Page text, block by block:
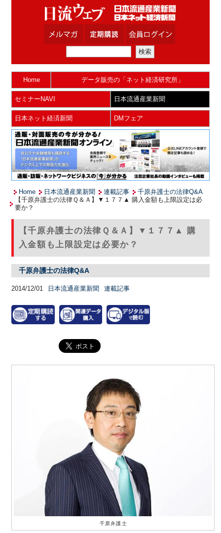
Home データ販売の「ネット経済研究所」
セミナーNAVI 日本流通産業新聞
日本ネット経済新聞 DMフェア
Home 日本流通産業新聞 連載記事
千原弁護士の法律Q&A
【千原弁護士の法律Ｑ＆Ａ】▼１７７▲ 購入金額も上限設定は必
要か？
【千原弁護士の法律Ｑ＆Ａ】▼１７７▲ 購
入金額も上限設定は必要か？
千原弁護士の法律Q&A
2014/12/01 日本流通産業新聞 連載記事
千原弁護士